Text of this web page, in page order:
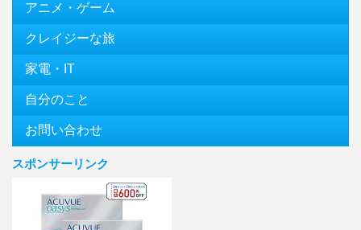
アニメ・ゲーム
クレイジーな旅
家電・IT
自分のこと
お問い合わせ
スポンサーリンク